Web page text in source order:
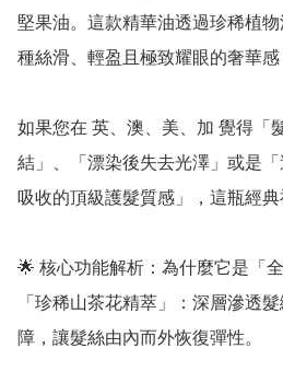
堅果油。這款精華油透過珍稀植
種絲滑、輕盈且極致耀眼的奢華感
如果您在 英、澳、美、加 覺得「
結」、「漂染後失去光澤」或是
吸收的頂級護髮質感」，這瓶經典
🌟 核心功能解析：為什麼它是「
「珍稀山茶花精萃」：深層滲透
障，讓髮絲由內而外恢復彈性。